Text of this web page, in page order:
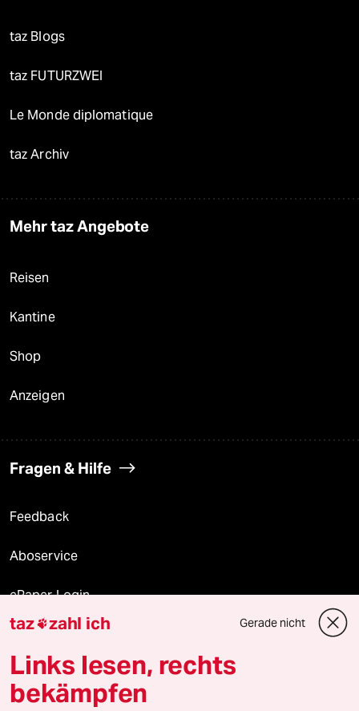
taz Blogs
taz FUTURZWEI
Le Monde diplomatique
taz Archiv
Mehr taz Angebote
Reisen
Kantine
Shop
Anzeigen
Fragen & Hilfe
Feedback
Aboservice
ePaper Login
Downloads für Abonnierende
© 2026 taz Verlags und Vertriebs GmbH
taz zahl ich Gerade nicht
Links lesen, rechts
bekämpfen